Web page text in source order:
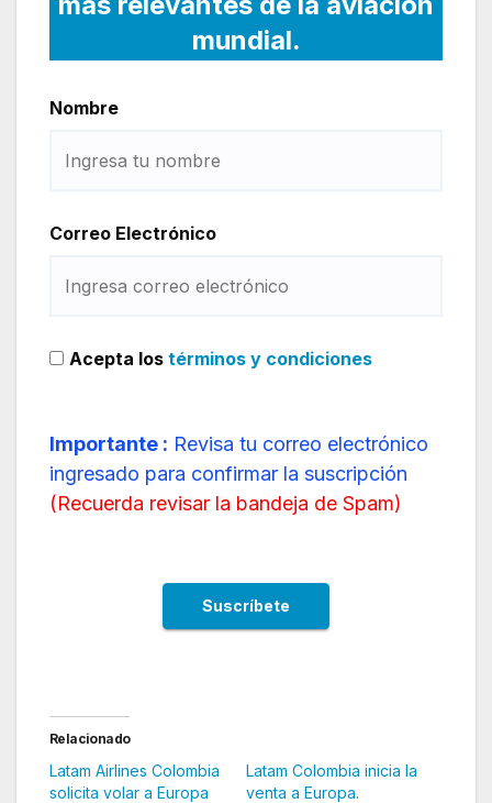
mundial.
Nombre
Correo Electrónico
Acepta los términos y condiciones
Importante : Revisa tu correo electrónico
ingresado para confirmar la suscripción
(Recuerda revisar la bandeja de Spam)
Relacionado
Latam Airlines Colombia
solicita volar a Europa
Latam Colombia inicia la
venta a Europa.